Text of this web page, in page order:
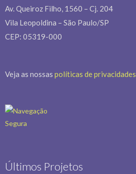
Av. Queiroz Filho, 1560 – Cj. 204
Vila Leopoldina – São Paulo/SP
CEP: 05319-000
Veja as nossas políticas de privacidades
Últimos Projetos